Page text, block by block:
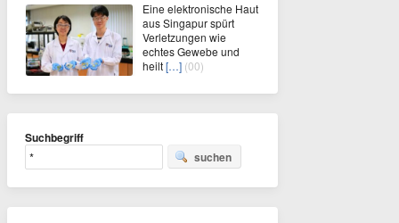
Eine elektronische Haut
aus Singapur spürt
Verletzungen wie
echtes Gewebe und
heilt[…] (00)
Suchbegriff
suchen